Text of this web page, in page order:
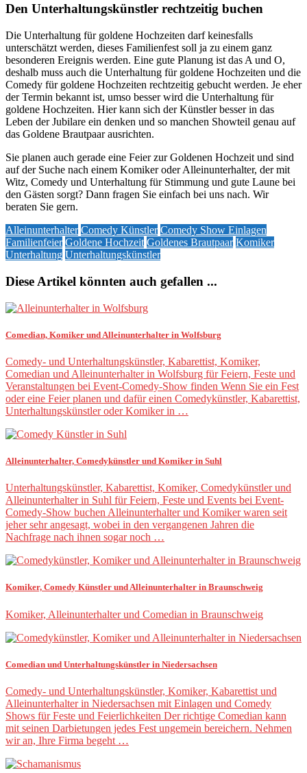
Den Unterhaltungskünstler rechtzeitig buchen
Die Unterhaltung für goldene Hochzeiten darf keinesfalls
unterschätzt werden, dieses Familienfest soll ja zu einem ganz
besonderen Ereignis werden. Eine gute Planung ist das A und O,
deshalb muss auch die Unterhaltung für goldene Hochzeiten und die
Comedy für goldene Hochzeiten rechtzeitig gebucht werden. Je eher
der Termin bekannt ist, umso besser wird die Unterhaltung für
goldene Hochzeiten. Hier kann sich der Künstler besser in das
Leben der Jubilare ein denken und so manchen Showteil genau auf
das Goldene Brautpaar ausrichten.
Sie planen auch gerade eine Feier zur Goldenen Hochzeit und sind
auf der Suche nach einem Komiker oder Alleinunterhalter, der mit
Witz, Comedy und Unterhaltung für Stimmung und gute Laune bei
den Gästen sorgt? Dann fragen Sie einfach bei uns nach. Wir
beraten Sie gern.
Alleinunterhalter Comedy Künstler Comedy Show Einlagen
Familienfeier Goldene Hochzeit Goldenes Brautpaar Komiker
Unterhaltung Unterhaltungskünstler
Diese Artikel könnten auch gefallen ...
Comedian, Komiker und Alleinunterhalter in Wolfsburg
Comedy- und Unterhaltungskünstler, Kabarettist, Komiker,
Comedian und Alleinunterhalter in Wolfsburg für Feiern, Feste und
Veranstaltungen bei Event-Comedy-Show finden Wenn Sie ein Fest
oder eine Feier planen und dafür einen Comedykünstler, Kabarettist,
Unterhaltungskünstler oder Komiker in …
Alleinunterhalter, Comedykünstler und Komiker in Suhl
Unterhaltungskünstler, Kabarettist, Komiker, Comedykünstler und
Alleinunterhalter in Suhl für Feiern, Feste und Events bei Event-
Comedy-Show buchen Alleinunterhalter und Komiker waren seit
jeher sehr angesagt, wobei in den vergangenen Jahren die
Nachfrage nach ihnen sogar noch …
Komiker, Comedy Künstler und Alleinunterhalter in Braunschweig
Komiker, Alleinunterhalter und Comedian in Braunschweig
Comedian und Unterhaltungskünstler in Niedersachsen
Comedy- und Unterhaltungskünstler, Komiker, Kabarettist und
Alleinunterhalter in Niedersachsen mit Einlagen und Comedy
Shows für Feste und Feierlichkeiten Der richtige Comedian kann
mit seinen Darbietungen jedes Fest ungemein bereichern. Nehmen
wir an, Ihre Firma begeht …